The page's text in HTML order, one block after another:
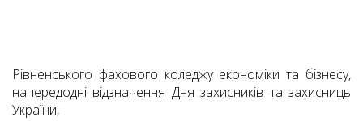
Рівненського фахового коледжу економіки та бізнесу,
напередодні відзначення Дня захисників та захисниць
України,